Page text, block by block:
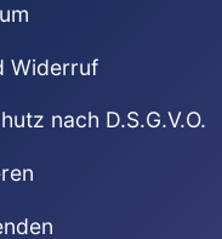
Widerruf
nach D.S.G.V.O.